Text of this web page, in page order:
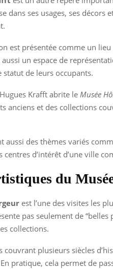
dans ses usages, ses
est présentée comme un
aussi un espace de
de leurs occupants.
Krafft abrite le Musée
anciens et des collections
aussi des thèmes variés
centres d’intérêt d’une ville
du
est l’une des visites les
pas seulement de
collections.
plusieurs siècles
pratique, cela permet de